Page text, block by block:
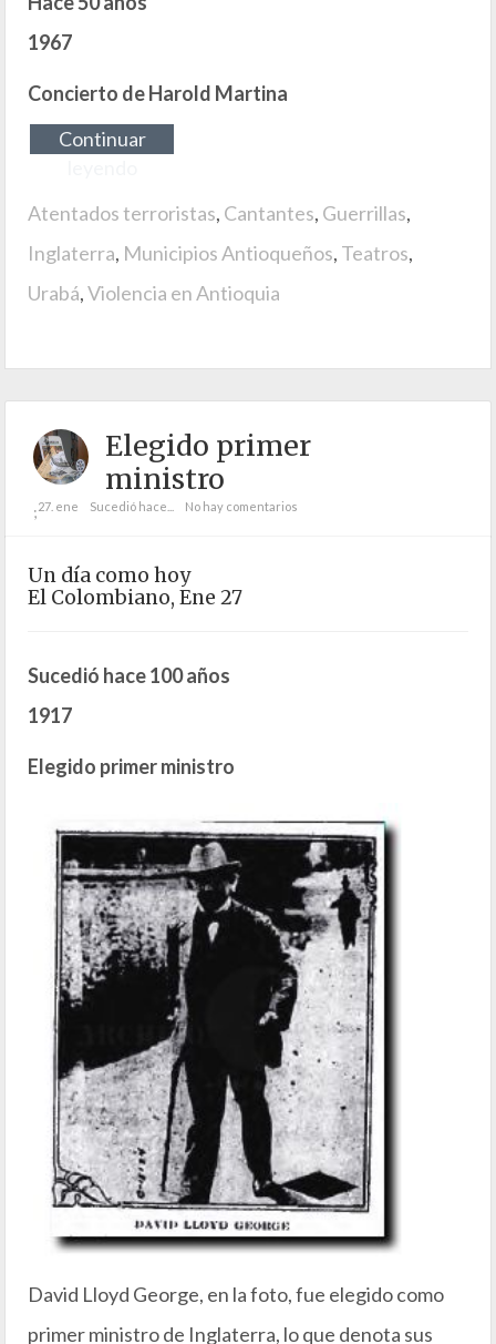
1967
Concierto de Harold Martina
Continuar
Atentados terroristas, Cantantes, Guerrillas,
Inglaterra, Municipios Antioqueños, Teatros,
Urabá,Violencia en Antioquia
Elegido primer
ministro
;27. ene Sucedió hace... No hay comentarios
Un día como hoy
El Colombiano, Ene 27
Sucedió hace 100 años
1917
Elegido primer ministro
David Lloyd George, en la foto, fue elegido como
primer ministro de Inglaterra, lo que denota sus